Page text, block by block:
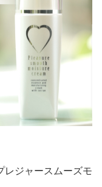
レジャースムーズモ